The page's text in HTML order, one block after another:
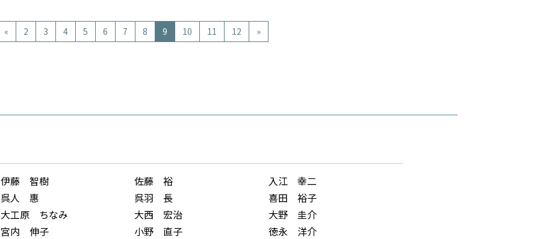
« 2 3 4 5 6 7 8 9 10 11 12 »
伊藤 智樹 佐藤 裕
入江 幸二
呉人 惠 呉羽 長
喜田 裕子
大工原 ちなみ 大西 宏治
大野 圭介
宮内 伸子 小野 直子
徳永 洋介